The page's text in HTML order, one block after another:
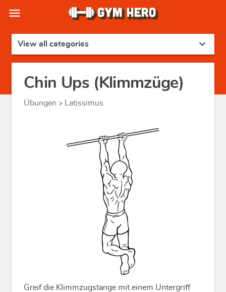
menu
View all categories expand_more
Chin Ups (Klimmzüge)
Übungen > Latissimus
Greif die Klimmzugstange mit einem Untergriff